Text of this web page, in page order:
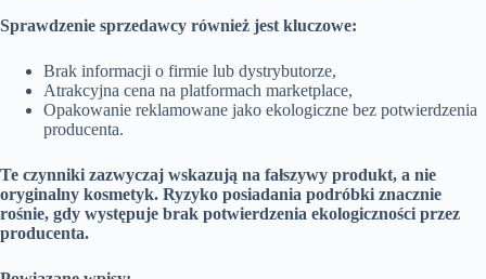
Sprawdzenie sprzedawcy również jest kluczowe:
Brak informacji o firmie lub dystrybutorze,
Atrakcyjna cena na platformach marketplace,
Opakowanie reklamowane jako ekologiczne bez potwierdzenia
producenta.
Te czynniki zazwyczaj wskazują na fałszywy produkt, a nie
oryginalny kosmetyk. Ryzyko posiadania podróbki znacznie
rośnie, gdy występuje brak potwierdzenia ekologiczności przez
producenta.